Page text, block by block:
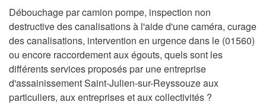
Débouchage par camion pompe, inspection non
destructive des canalisations à l'aide d'une caméra, curage
des canalisations, intervention en urgence dans le (01560)
ou encore raccordement aux égouts, quels sont les
différents services proposés par une entreprise
d'assainissement Saint-Julien-sur-Reyssouze aux
particuliers, aux entreprises et aux collectivités ?